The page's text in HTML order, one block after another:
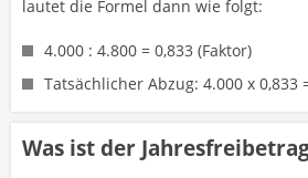
lautet die Formel dann wie folgt:
4.000 : 4.800 = 0,833 (Faktor)
Tatsächlicher Abzug: 4.000 x 0,833
Was ist der